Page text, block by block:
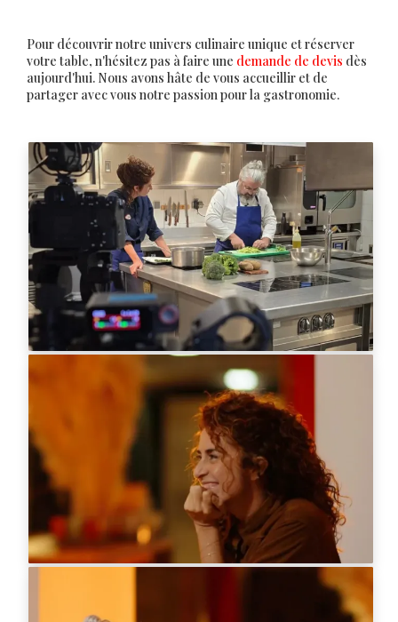
Pour découvrir notre univers culinaire unique et réserver
votre table, n'hésitez pas à faire une demande de devis dès
aujourd'hui. Nous avons hâte de vous accueillir et de
partager avec vous notre passion pour la gastronomie.